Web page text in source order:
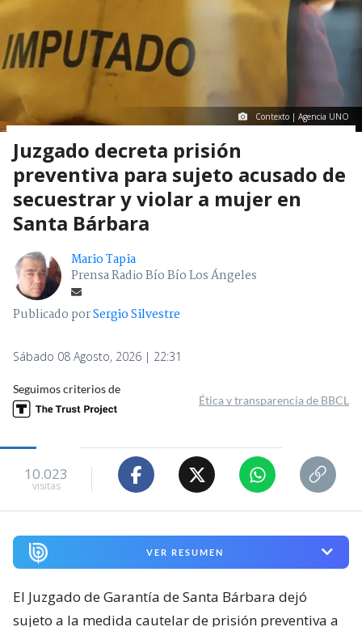
Contexto | Agencia UNO
Juzgado decreta prisión
preventiva para sujeto acusado de
secuestrar y violar a mujer en
Santa Bárbara
Mario Tapia
Prensa Radio Bío Bío Los Ángeles
Publicado porSergio Silvestre
Sábado 08 Agosto, 2026 | 22:31
Seguimos criterios de
Ética y transparencia de BBCL
10.023
visitas
VER RESUMEN
El Juzgado de Garantía de Santa Bárbara dejó
sujeto a la medida cautelar de prisión preventiva a